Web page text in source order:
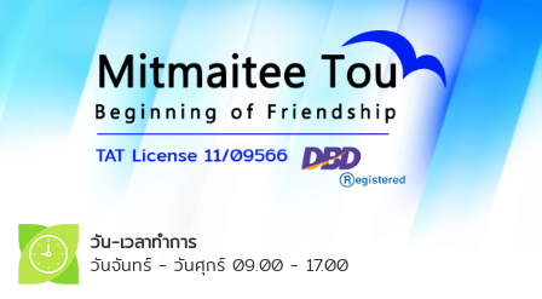
วัน-เวลาทำการ
วันจันทร์ - วันศุกร์ 09.00 - 17.00